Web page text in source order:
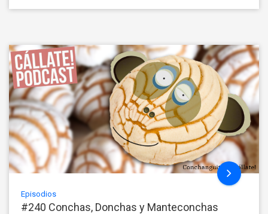
Episodios
#240 Conchas, Donchas y Manteconchas